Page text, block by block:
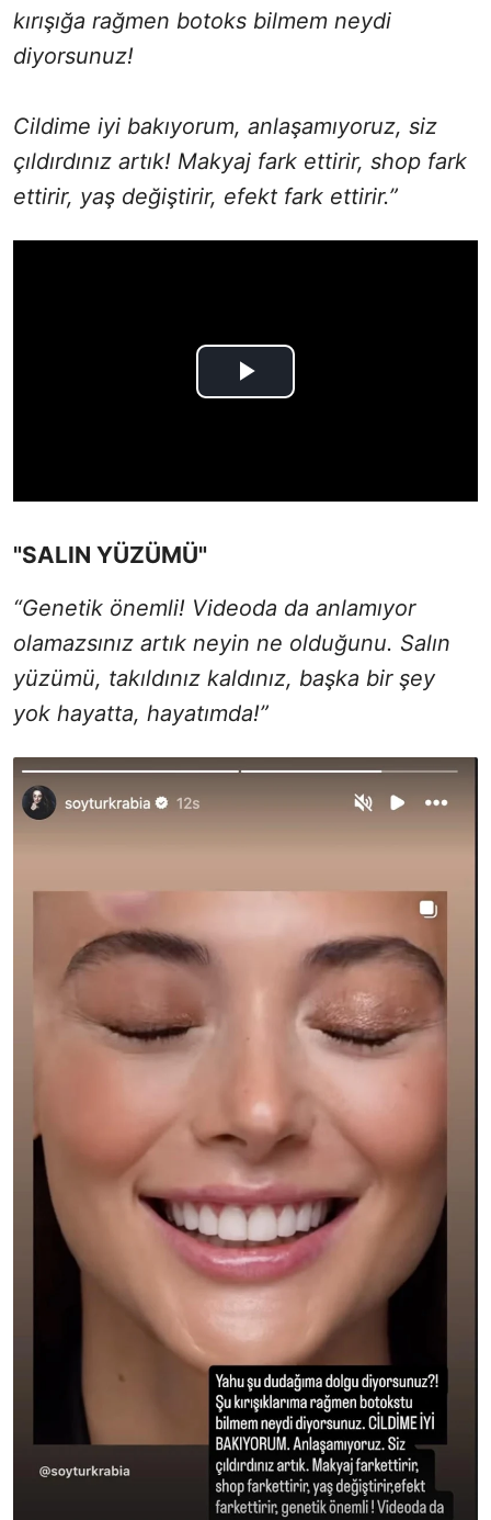
kırışığa rağmen botoks bilmem neydi
diyorsunuz!
Cildime iyi bakıyorum, anlaşamıyoruz, siz
çıldırdınız artık! Makyaj fark ettirir, shop fark
ettirir, yaş değiştirir, efekt fark ettirir.”
"SALIN YÜZÜMÜ"
“Genetik önemli! Videoda da anlamıyor
olamazsınız artık neyin ne olduğunu. Salın
yüzümü, takıldınız kaldınız, başka bir şey
yok hayatta, hayatımda!”